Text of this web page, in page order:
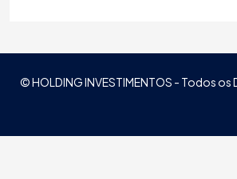
© HOLDING INVESTIMENTOS - Todos os